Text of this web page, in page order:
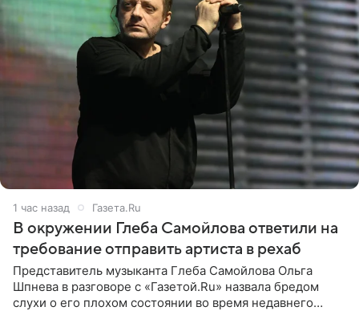
1 час назад Газета.Ru
В окружении Глеба Самойлова ответили на
требование отправить артиста в рехаб
Представитель музыканта Глеба Самойлова Ольга
Шпнева в разговоре с «Газетой.Ru» назвала бредом
слухи о его плохом состоянии во время недавнего